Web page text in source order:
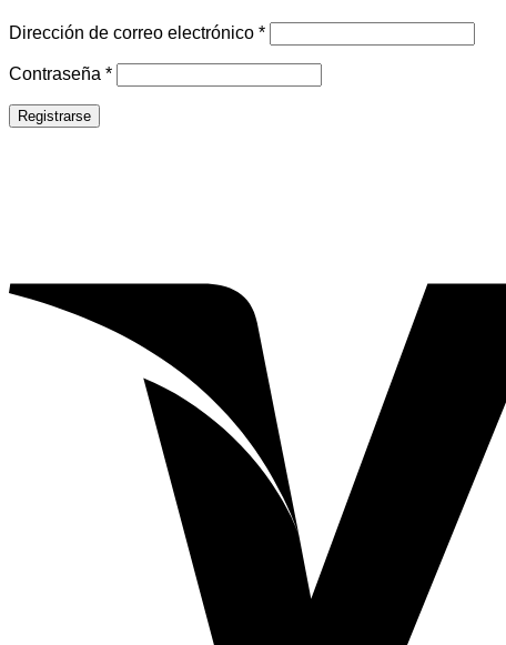
Dirección de correo electrónico *Obligatorio
Contraseña *Obligatorio
Registrarse